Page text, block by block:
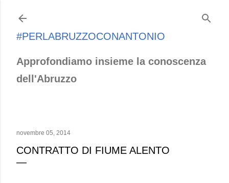
#PERLABRUZZOCONANTONIO
Approfondiamo insieme la conoscenza
dell'Abruzzo
novembre 05, 2014
CONTRATTO DI FIUME ALENTO